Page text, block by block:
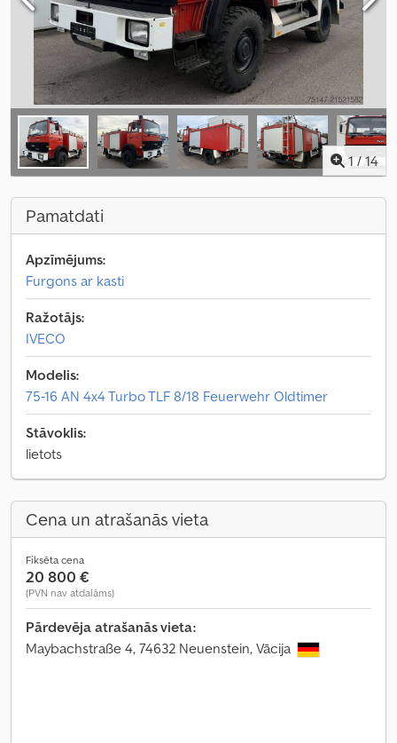
1 / 14
Pamatdati
Apzīmējums:
Furgons ar kasti
Ražotājs:
IVECO
Modelis:
75-16 AN 4x4 Turbo TLF 8/18 Feuerwehr Oldtimer
Stāvoklis:
lietots
Cena un atrašanās vieta
Fiksēta cena
20 800 €
(PVN nav atdalāms)
Pārdevēja atrašanās vieta:
Maybachstraße 4, 74632 Neuenstein, Vācija